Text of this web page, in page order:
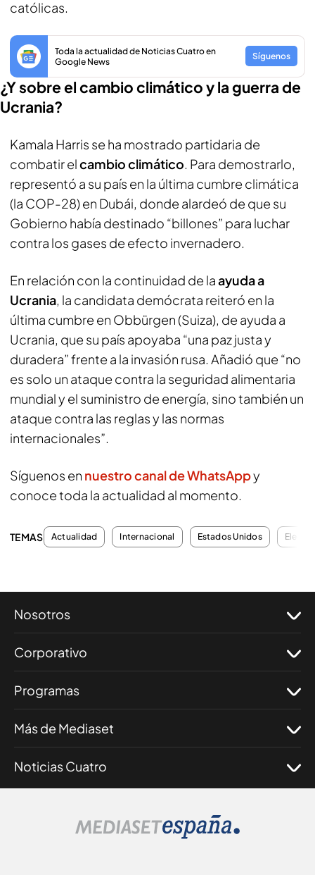
católicas.
Toda la actualidad de Noticias Cuatro en
Google News
Síguenos
¿Y sobre el cambio climático y la guerra de
Ucrania?
Kamala Harris se ha mostrado partidaria de
combatir elcambio climático. Para demostrarlo,
representó a su país en la última cumbre climática
(la COP-28) en Dubái, donde alardeó de que su
Gobierno había destinado “billones” para luchar
contra los gases de efecto invernadero.
En relación con la continuidad de laayuda a
Ucrania, la candidata demócrata reiteró en la
última cumbre en Obbürgen (Suiza), de ayuda a
Ucrania, que su país apoyaba “una paz justa y
duradera” frente a la invasión rusa. Añadió que “no
es solo un ataque contra la seguridad alimentaria
mundial y el suministro de energía, sino también un
ataque contra las reglas y las normas
internacionales”.
Síguenos en nuestro canal de WhatsAppy
conoce toda la actualidad al momento.
TEMAS Actualidad Internacional Estados Unidos
Nosotros
Corporativo
Programas
Más de Mediaset
Noticias Cuatro